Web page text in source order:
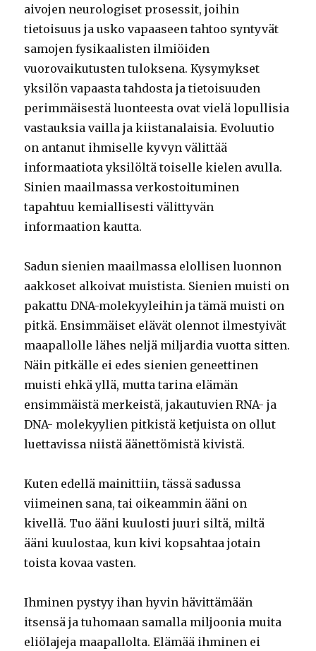
aivojen neurologiset prosessit, joihin
tietoisuus ja usko vapaaseen tahtoo syntyvät
samojen fysikaalisten ilmiöiden
vuorovaikutusten tuloksena. Kysymykset
yksilön vapaasta tahdosta ja tietoisuuden
perimmäisestä luonteesta ovat vielä lopullisia
vastauksia vailla ja kiistanalaisia. Evoluutio
on antanut ihmiselle kyvyn välittää
informaatiota yksilöltä toiselle kielen avulla.
Sinien maailmassa verkostoituminen
tapahtuu kemiallisesti välittyvän
informaation kautta.
Sadun sienien maailmassa elollisen luonnon
aakkoset alkoivat muistista. Sienien muisti on
pakattu DNA-molekyyleihin ja tämä muisti on
pitkä. Ensimmäiset elävät olennot ilmestyivät
maapallolle lähes neljä miljardia vuotta sitten.
Näin pitkälle ei edes sienien geneettinen
muisti ehkä yllä, mutta tarina elämän
ensimmäistä merkeistä, jakautuvien RNA- ja
DNA- molekyylien pitkistä ketjuista on ollut
luettavissa niistä äänettömistä kivistä.
Kuten edellä mainittiin, tässä sadussa
viimeinen sana, tai oikeammin ääni on
kivellä. Tuo ääni kuulosti juuri siltä, miltä
ääni kuulostaa, kun kivi kopsahtaa jotain
toista kovaa vasten.
Ihminen pystyy ihan hyvin hävittämään
itsensä ja tuhomaan samalla miljoonia muita
eliölajeja maapallolta. Elämää ihminen ei